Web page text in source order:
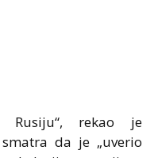
Rusiju“, rekao je
da je „uverio